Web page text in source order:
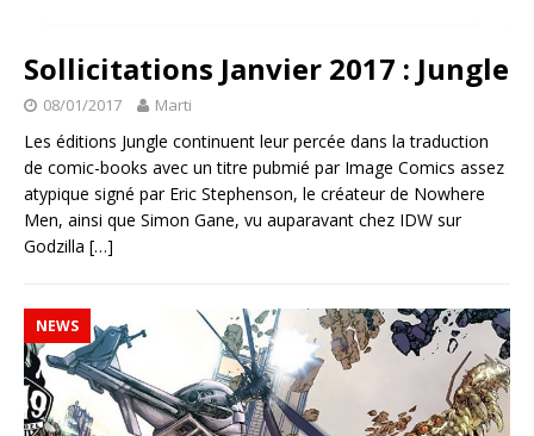
Sollicitations Janvier 2017 : Jungle
08/01/2017 Marti
Les éditions Jungle continuent leur percée dans la traduction
de comic-books avec un titre pubmié par Image Comics assez
atypique signé par Eric Stephenson, le créateur de Nowhere
Men, ainsi que Simon Gane, vu auparavant chez IDW sur
Godzilla […]
NEWS